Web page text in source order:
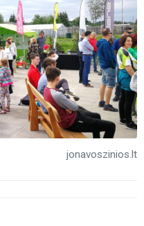
jonavoszinios.lt